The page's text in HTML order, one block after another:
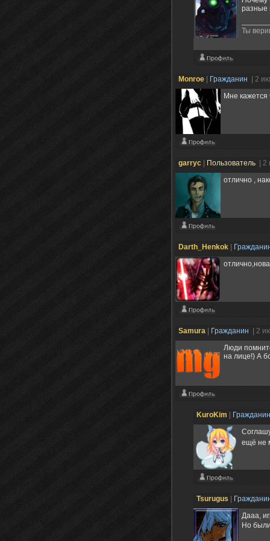
разные
Ты
Monroe Гражданин
| 2
Мне кажется
garryc Пользователь
|
отлично ,
Darth_Henkok
Samura Гражданин
| 2
Люди
на лице!) А
KuroKim
ещё не
Tsurugus
Дааа,
Но